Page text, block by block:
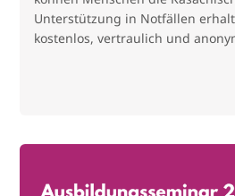
Unterstützung in Notfällen
kostenlos, vertraulich und